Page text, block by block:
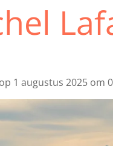
1 augustus 2025 om